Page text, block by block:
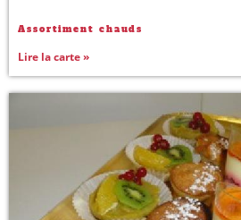
Assortiment chauds
Lire la carte »